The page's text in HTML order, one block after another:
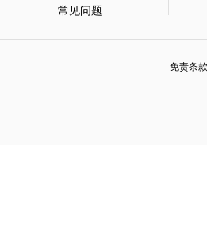
常见问题
免责条款